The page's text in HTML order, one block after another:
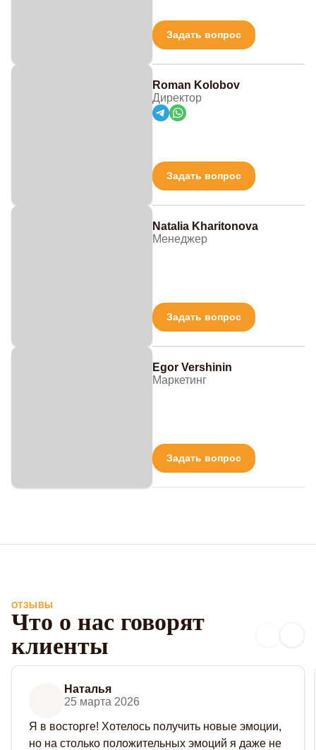
Задать вопрос
Roman Kolobov
Директор
Задать вопрос
Natalia Kharitonova
Менеджер
Задать вопрос
Egor Vershinin
Маркетинг
Задать вопрос
ОТЗЫВЫ
Что о нас говорят
клиенты
Наталья
25 марта 2026
Я в восторге! Хотелось получить новые эмоции,
но на столько положительных эмоций я даже не